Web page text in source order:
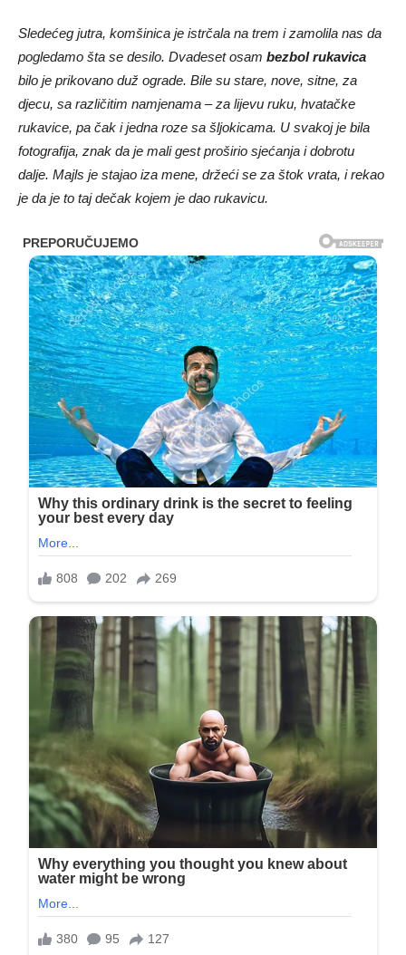
Sledećeg jutra, komšinica je istrčala na trem i zamolila nas da
pogledamo šta se desilo. Dvadeset osam bezbol rukavica
bilo je prikovano duž ograde. Bile su stare, nove, sitne, za
djecu, sa različitim namjenama – za lijevu ruku, hvatačke
rukavice, pa čak i jedna roze sa šljokicama. U svakoj je bila
fotografija, znak da je mali gest proširio sjećanja i dobrotu
dalje. Majls je stajao iza mene, držeći se za štok vrata, i rekao
je da je to taj dečak kojem je dao rukavicu.